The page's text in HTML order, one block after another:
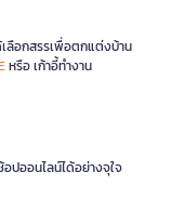
อกสรรเพื่อตกแต่งบ้าน
หรือ เก้าอี้ทำงาน
ปออนไลน์ได้อย่างจุใจ